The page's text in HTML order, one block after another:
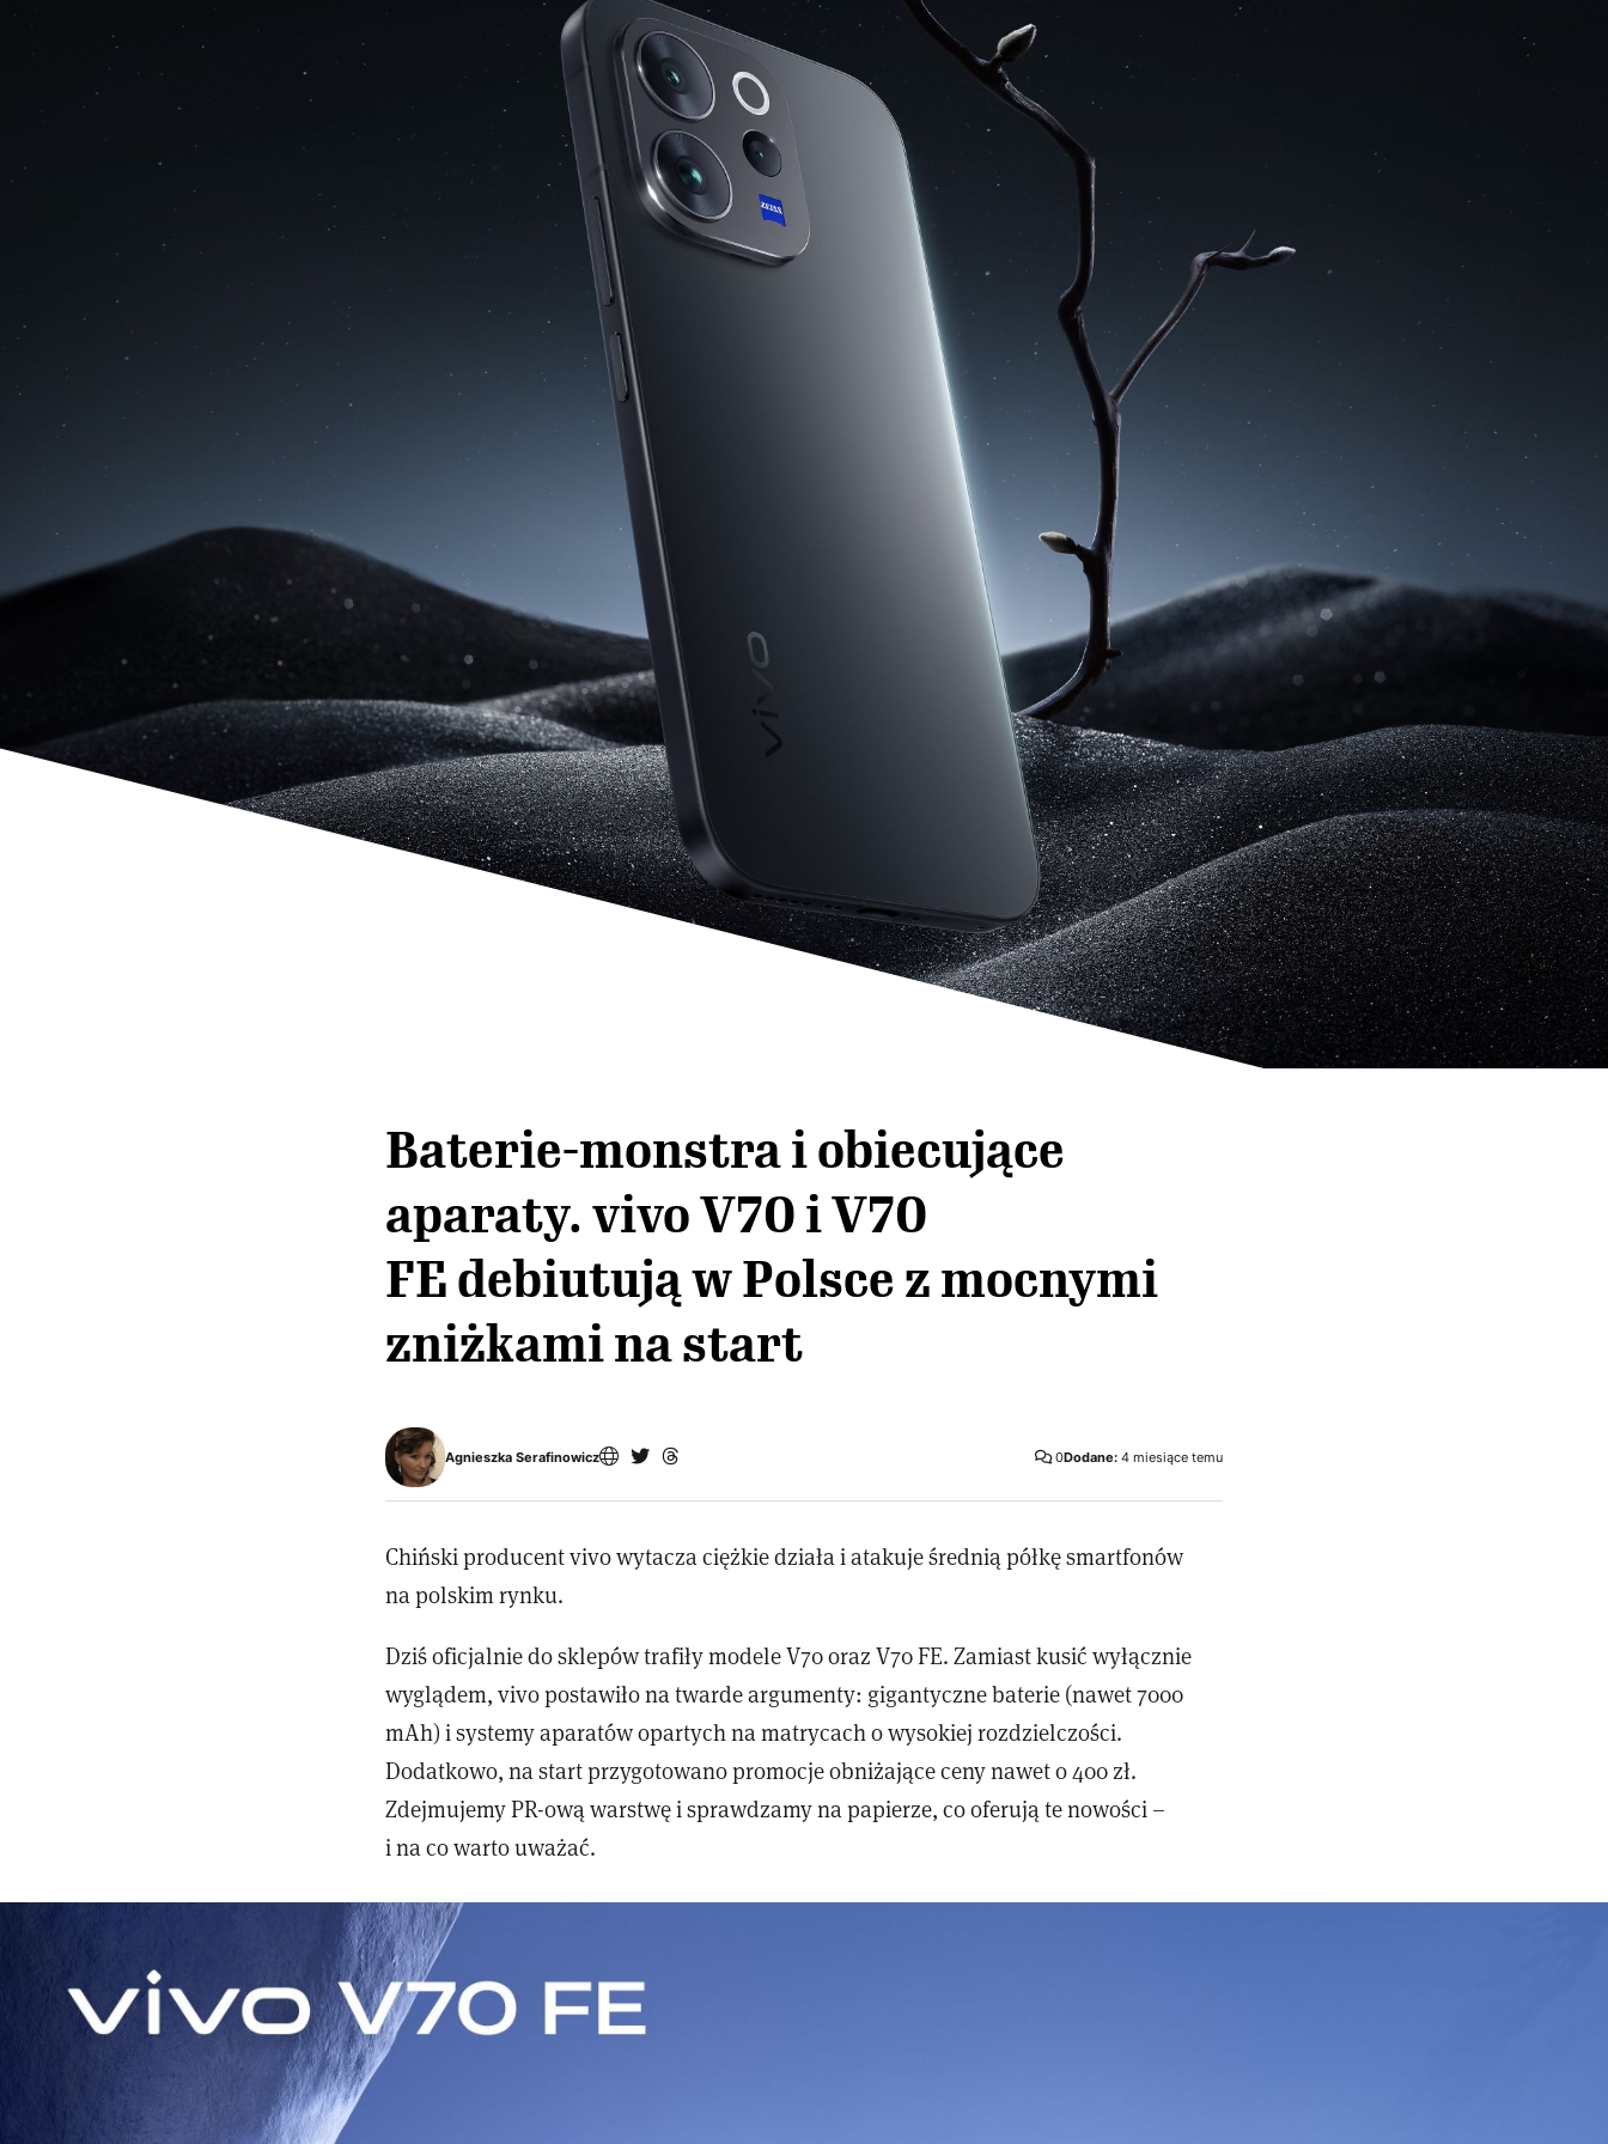
Baterie-monstra i obiecujące
aparaty. vivo V70 i V70
FE debiutują w Polsce z mocnymi
zniżkami na start
Agnieszka Serafinowicz 0Dodane: 4 miesiące temu
Chiński producent vivo wytacza ciężkie działa i atakuje średnią półkę smartfonów
na polskim rynku.
Dziś oficjalnie do sklepów trafiły modele V70 oraz V70 FE. Zamiast kusić wyłącznie
wyglądem, vivo postawiło na twarde argumenty: gigantyczne baterie (nawet 7000
mAh) i systemy aparatów opartych na matrycach o wysokiej rozdzielczości.
Dodatkowo, na start przygotowano promocje obniżające ceny nawet o 400 zł.
Zdejmujemy PR-ową warstwę i sprawdzamy na papierze, co oferują te nowości –
i na co warto uważać.